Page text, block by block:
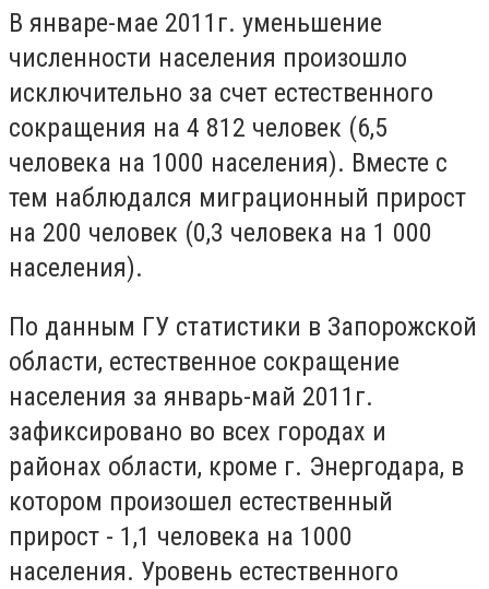
В январе-мае 2011г. уменьшение
численности населения произошло
исключительно за счет естественного
сокращения на 4 812 человек (6,5
человека на 1000 населения). Вместе с
тем наблюдался миграционный прирост
на 200 человек (0,3 человека на 1 000
населения).
По данным ГУ статистики в Запорожской
области, естественное сокращение
населения за январь-май 2011г.
зафиксировано во всех городах и
районах области, кроме г. Энергодара, в
котором произошел естественный
прирост - 1,1 человека на 1000
населения. Уровень естественного